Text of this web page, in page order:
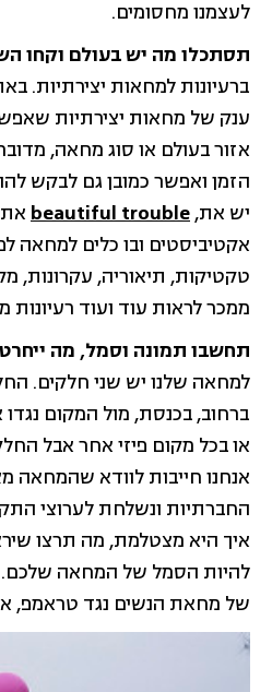
לעצמנו מחסומים.
תסתכלו מה יש בעולם וקחו
ברעיונות למחאות יצירתיות.
ענק של מחאות יצירתיות
אזור בעולם או סוג מחאה,
הזמן ואפשר כמובן גם לבקש
יש את,beautiful trouble
אקטיביסטים ובו כלים למחאה
טקטיקות, תיאוריה, עקרונות,
ממכר לראות עוד ועוד רעיונות
תחשבו תמונה וסמל, מה ייחרט
למחאה שלנו יש שני חלקים.
ברחוב, בכנסת, מול המקום נגדו
או בכל מקום פיזי אחר אבל
אנחנו חייבות לוודא שהמחאה
החברתיות ונשלחת לערוצי
איך היא מצטלמת, מה תרצו
להיות הסמל של המחאה שלכם.
של מחאת הנשים נגד טראמפ,